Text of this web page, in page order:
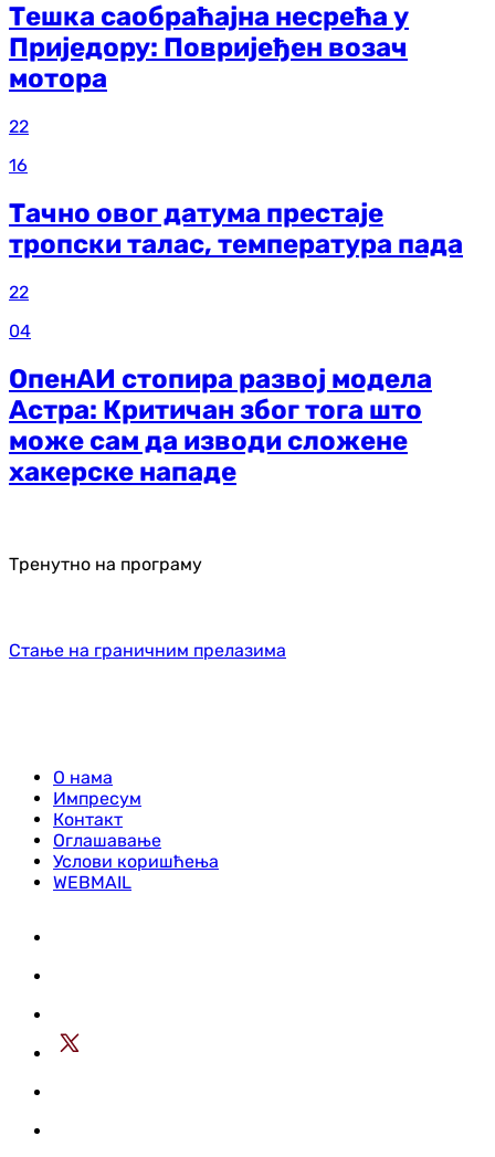
Тешка саобраћајна несрећа у
Приједору: Повријеђен возач
мотора
22
16
Тачно овог датума престаје
тропски талас, температура пада
22
04
ОпенАИ стопира развој модела
Астра: Критичан због тога што
може сам да изводи сложене
хакерске нападе
Тренутно на програму
Стање на граничним прелазима
О нама
Импресум
Контакт
Оглашавање
Услови коришћења
WEBMAIL